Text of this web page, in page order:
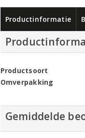
Productinformatie
Productsoort
Omverpakking
Gemiddelde